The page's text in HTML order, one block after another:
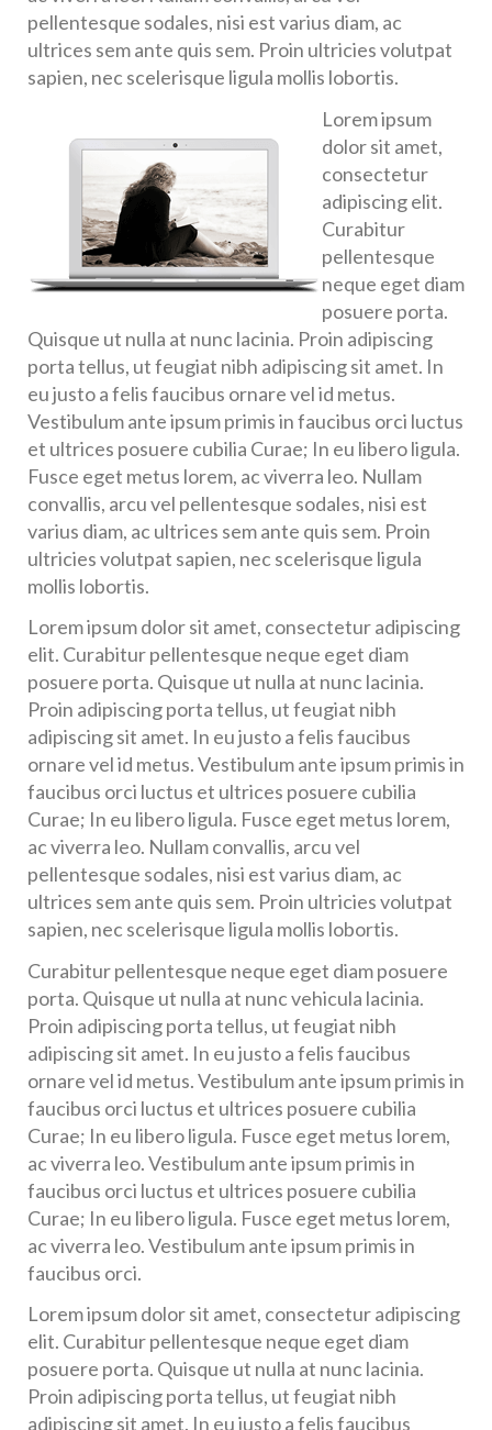
pellentesque sodales, nisi est varius diam, ac
ultrices sem ante quis sem. Proin ultricies volutpat
sapien, nec scelerisque ligula mollis lobortis.
Lorem ipsum
dolor sit amet,
consectetur
adipiscing elit.
Curabitur
pellentesque
neque eget diam
posuere porta.
Quisque ut nulla at nunc lacinia. Proin adipiscing
porta tellus, ut feugiat nibh adipiscing sit amet. In
eu justo a felis faucibus ornare vel id metus.
Vestibulum ante ipsum primis in faucibus orci luctus
et ultrices posuere cubilia Curae; In eu libero ligula.
Fusce eget metus lorem, ac viverra leo. Nullam
convallis, arcu vel pellentesque sodales, nisi est
varius diam, ac ultrices sem ante quis sem. Proin
ultricies volutpat sapien, nec scelerisque ligula
mollis lobortis.
Lorem ipsum dolor sit amet, consectetur adipiscing
elit. Curabitur pellentesque neque eget diam
posuere porta. Quisque ut nulla at nunc lacinia.
Proin adipiscing porta tellus, ut feugiat nibh
adipiscing sit amet. In eu justo a felis faucibus
ornare vel id metus. Vestibulum ante ipsum primis in
faucibus orci luctus et ultrices posuere cubilia
Curae; In eu libero ligula. Fusce eget metus lorem,
ac viverra leo. Nullam convallis, arcu vel
pellentesque sodales, nisi est varius diam, ac
ultrices sem ante quis sem. Proin ultricies volutpat
sapien, nec scelerisque ligula mollis lobortis.
Curabitur pellentesque neque eget diam posuere
porta. Quisque ut nulla at nunc vehicula lacinia.
Proin adipiscing porta tellus, ut feugiat nibh
adipiscing sit amet. In eu justo a felis faucibus
ornare vel id metus. Vestibulum ante ipsum primis in
faucibus orci luctus et ultrices posuere cubilia
Curae; In eu libero ligula. Fusce eget metus lorem,
ac viverra leo. Vestibulum ante ipsum primis in
faucibus orci luctus et ultrices posuere cubilia
Curae; In eu libero ligula. Fusce eget metus lorem,
ac viverra leo. Vestibulum ante ipsum primis in
faucibus orci.
Lorem ipsum dolor sit amet, consectetur adipiscing
elit. Curabitur pellentesque neque eget diam
posuere porta. Quisque ut nulla at nunc lacinia.
Proin adipiscing porta tellus, ut feugiat nibh
adipiscing sit amet. In eu justo a felis faucibus